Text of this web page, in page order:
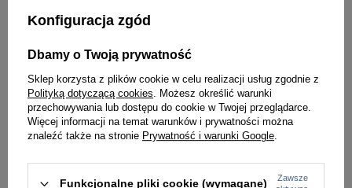
Plecaki Portfele
Walizki podróżne Akcesoria i dodatki odzieżowe
Konfiguracja zgód
Dbamy o Twoją prywatność
Sklep korzysta z plików cookie w celu realizacji usług zgodnie z
Polityką dotyczącą cookies. Możesz określić warunki
przechowywania lub dostępu do cookie w Twojej przeglądarce.
Więcej informacji na temat warunków i prywatności można
znaleźć także na stronie Prywatność i warunki Google.
Funkcjonalne pliki cookie (wymagane)
Zawsze